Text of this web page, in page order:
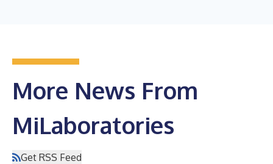
More News From
MiLaboratories
Get RSS Feed